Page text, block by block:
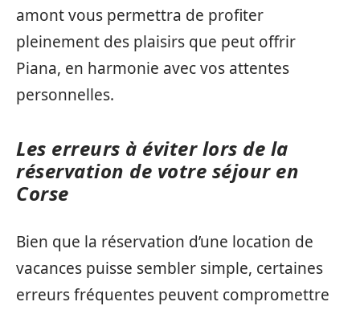
amont vous permettra de profiter
pleinement des plaisirs que peut offrir
Piana, en harmonie avec vos attentes
personnelles.
Les erreurs à éviter lors de la
réservation de votre séjour en
Corse
Bien que la réservation d’une location de
vacances puisse sembler simple, certaines
erreurs fréquentes peuvent compromettre